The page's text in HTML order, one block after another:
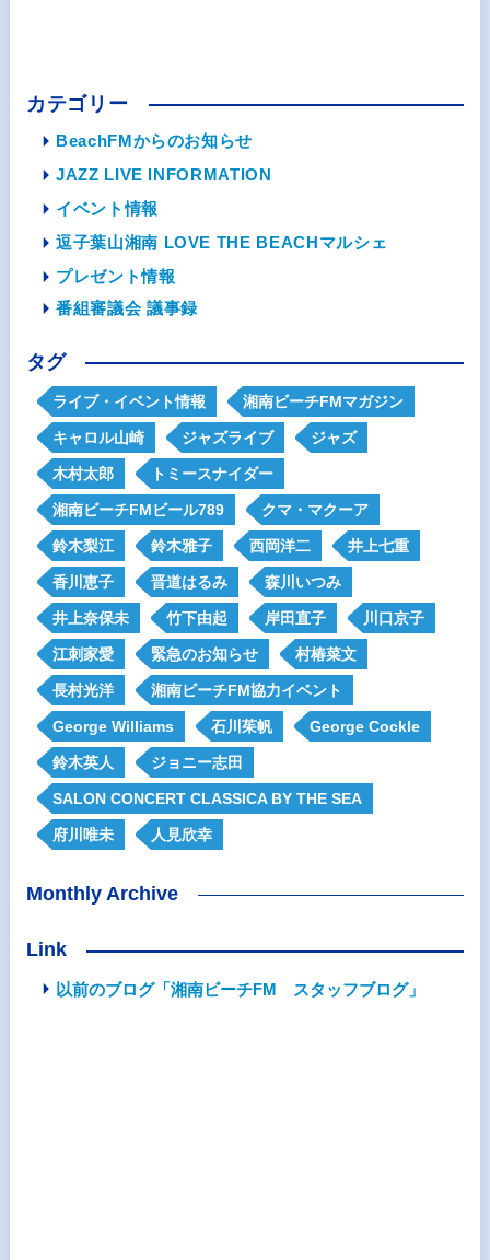
カテゴリー
BeachFMからのお知らせ
JAZZ LIVE INFORMATION
イベント情報
逗子葉山湘南 LOVE THE BEACHマルシェ
プレゼント情報
番組審議会 議事録
タグ
ライブ・イベント情報 湘南ビーチFMマガジン
キャロル山崎 ジャズライブ ジャズ
木村太郎 トミースナイダー
湘南ビーチFMビール789 クマ・マクーア
鈴木梨江 鈴木雅子 西岡洋二 井上七重
香川恵子 晋道はるみ 森川いつみ
井上奈保未 竹下由起 岸田直子 川口京子
江刺家愛 緊急のお知らせ 村椿菜文
長村光洋 湘南ビーチFM協力イベント
George Williams 石川茱帆 George Cockle
鈴木英人 ジョニー志田
SALON CONCERT CLASSICA BY THE SEA
府川唯未 人見欣幸
Monthly Archive
Link
以前のブログ「湘南ビーチFM スタッフブログ」